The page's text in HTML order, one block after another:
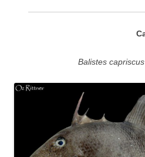
Balistes capriscus